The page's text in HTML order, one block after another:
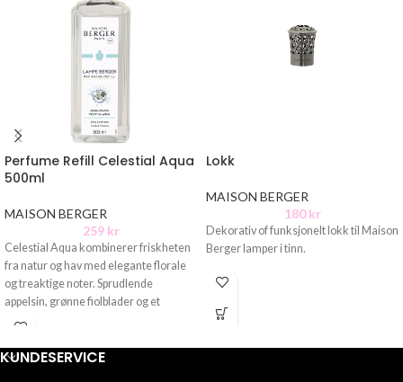
Perfume Refill Celestial Aqua
500ml
MAISON BERGER
259 kr
Celestial Aqua kombinerer friskheten
fra natur og hav med elegante florale
og treaktige noter. Sprudlende
appelsin, grønne fiolblader og et
Lokk
MAISON BERGER
180kr
Dekorativ of funksjonelt lokk til Maison
Berger lamper i tinn.
KUNDESERVICE